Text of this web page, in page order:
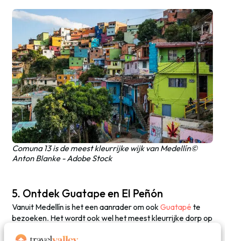
Comuna 13 is de meest kleurrijke wijk van Medellín©
Anton Blanke - Adobe Stock
5. Ontdek Guatape en El Peñón
Vanuit Medellín is het een aanrader om ook Guatapé te
bezoeken. Het wordt ook wel het meest kleurrijke dorp op